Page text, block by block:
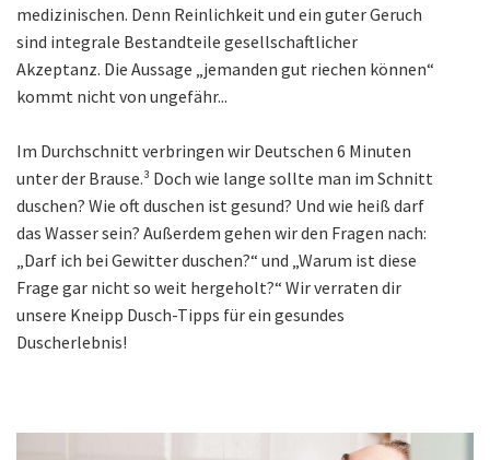
medizinischen. Denn Reinlichkeit und ein guter Geruch
sind integrale Bestandteile gesellschaftlicher
Akzeptanz. Die Aussage „jemanden gut riechen können“
kommt nicht von ungefähr...
Im Durchschnitt verbringen wir Deutschen 6 Minuten
unter der Brause.³ Doch wie lange sollte man im Schnitt
duschen? Wie oft duschen ist gesund? Und wie heiß darf
das Wasser sein? Außerdem gehen wir den Fragen nach:
„Darf ich bei Gewitter duschen?“ und „Warum ist diese
Frage gar nicht so weit hergeholt?“ Wir verraten dir
unsere Kneipp Dusch-Tipps für ein gesundes
Duscherlebnis!